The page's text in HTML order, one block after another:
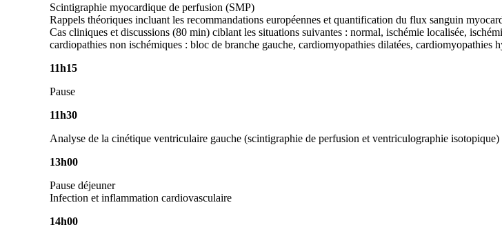
Scintigraphie myocardique de perfusion (SMP)
Rappels théoriques incluant les recommandations européennes et quantification du flux sanguin
Cas cliniques et discussions (80 min) ciblant les situations suivantes : normal, ischémie localisée,
cardiopathies non ischémiques : bloc de branche gauche, cardiomyopathies dilatées, cardiomyopathies
11h15
Pause
11h30
Analyse de la cinétique ventriculaire gauche (scintigraphie de perfusion et ventriculographie isotopique)
13h00
Pause déjeuner
Infection et inflammation cardiovasculaire
14h00